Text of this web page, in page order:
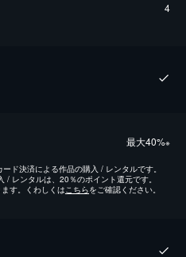
4
最⼤40%※
ド決済による作品の購入 / レンタルです。
レンタルは、20％のポイント還元です。
す。くわしくはこちらをご確認ください。